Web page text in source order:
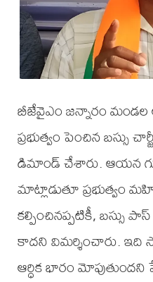
బీజేవైఎం జన్నారం మండల
ప్రభుత్వం పెంచిన బస్సు
డిమాండ్ చేశారు. ఆయన
మాట్లాడుతూ ప్రభుత్వం
కల్పించినప్పటికీ, బస్సు
కాదని విమర్శించారు. ఇది
ఆర్ధిక భారం మోపుతుందని